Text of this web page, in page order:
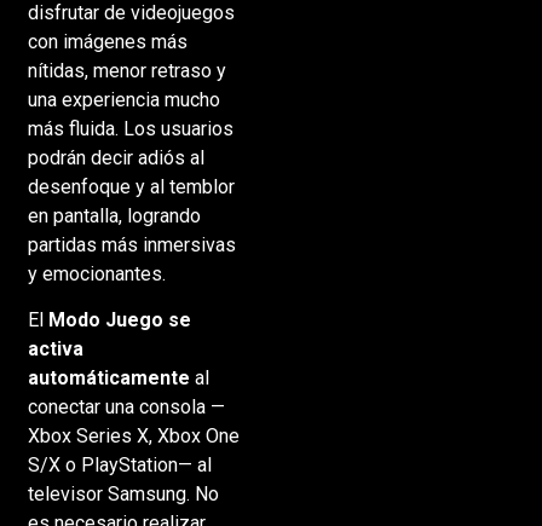
disfrutar de videojuegos
con imágenes más
nítidas, menor retraso y
una experiencia mucho
más fluida. Los usuarios
podrán decir adiós al
desenfoque y al temblor
en pantalla, logrando
partidas más inmersivas
y emocionantes.
El Modo Juego se
activa
automáticamente al
conectar una consola —
Xbox Series X, Xbox One
S/X o PlayStation— al
televisor Samsung. No